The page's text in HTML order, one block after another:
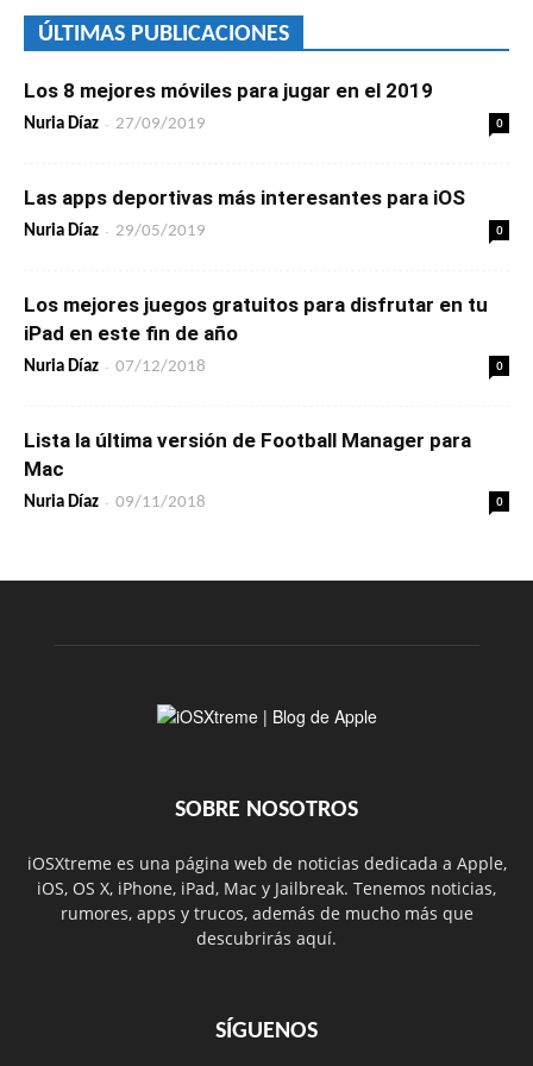
ÚLTIMAS PUBLICACIONES
Los 8 mejores móviles para jugar en el 2019
Nuria Díaz - 27/09/2019 0
Las apps deportivas más interesantes para iOS
Nuria Díaz - 29/05/2019 0
Los mejores juegos gratuitos para disfrutar en tu
iPad en este fin de año
Nuria Díaz - 07/12/2018 0
Lista la última versión de Football Manager para
Mac
Nuria Díaz - 09/11/2018 0
SOBRE NOSOTROS
iOSXtreme es una página web de noticias dedicada a Apple,
iOS, OS X, iPhone, iPad, Mac y Jailbreak. Tenemos noticias,
rumores, apps y trucos, además de mucho más que
descubrirás aquí.
SÍGUENOS